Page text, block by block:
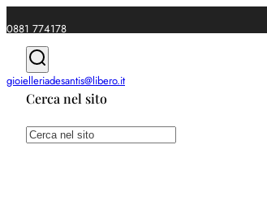
0881 774178
gioielleriadesantis@libero.it
Spedizioni gratuite da €49
Cerca nel sito
Cerca